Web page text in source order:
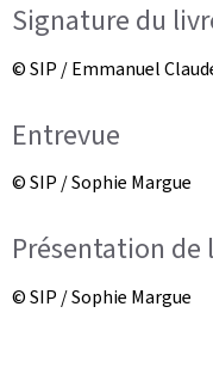
Signature du
© SIP / Emmanuel
Entrevue
© SIP / Sophie Margue
Présentation de
© SIP / Sophie Margue